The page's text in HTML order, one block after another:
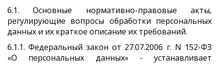
6.1. Основные нормативно-правовые акты,
регулирующие вопросы обработки персональных
данных и их краткое описание их требований.
6.1.1. Федеральный закон от 27.07.2006 г. N 152-ФЗ
«О персональных данных» - устанавливает